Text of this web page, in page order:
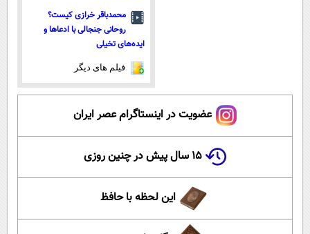
محمدباقر خرازی کیست؟
روحانی جنجالی با ادعاها و
ایده‌های تخیلی
فیلم های دیگر
عضویت در اینستاگرام عصر ایران
۱۵ سال پیش در چنین روزی
این لحظه با حافظ